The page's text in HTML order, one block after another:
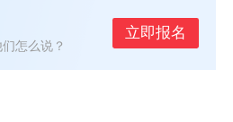
怎么说？
立即报名